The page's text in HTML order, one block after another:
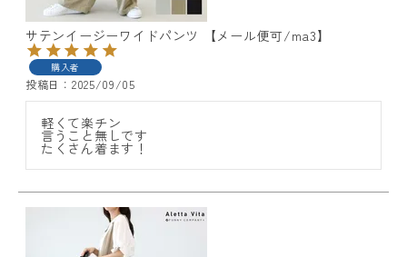
サテンイージーワイドパンツ 【メール便可/ma3】
購入者
投稿日 2025/09/05
軽くて楽チン
言うこと無しです
たくさん着ます！